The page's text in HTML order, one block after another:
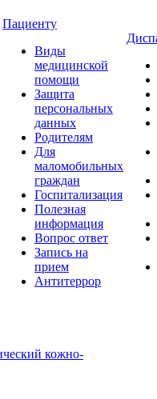
Пациенту
Виды
медицинской
помощи
Защита
персональных
данных
Родителям
Для
маломобильных
граждан
Госпитализация
Полезная
информация
Вопрос ответ
Запись на
прием
Антитеррор